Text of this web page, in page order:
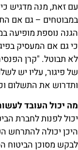
עם זאת, מנה מדגיש
במבוטחים – גם אם
הגנה נוספת מופיעה
כי גם אם המעסיק
לא תבוטל. "קרן
של פיגור, עליו יש
ותדרוש את התשלום
מה יכול העובד
יכול לפנות לחברת
היכן יכולה להתרחש
לבקש מסוכן הביטוח